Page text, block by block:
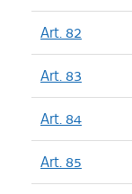
Art. 82
Art. 83
Art. 84
Art. 85